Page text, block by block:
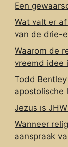
Een
Wat valt er
van de drie-
Waarom de
vreemd idee
Todd
apostolische
Jezus is
Wanneer
aanspraak